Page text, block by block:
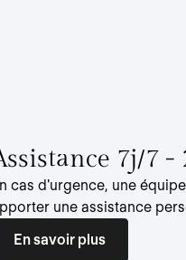
7j/7 -
cas d'urgence, une
une assistance
En savoir plus